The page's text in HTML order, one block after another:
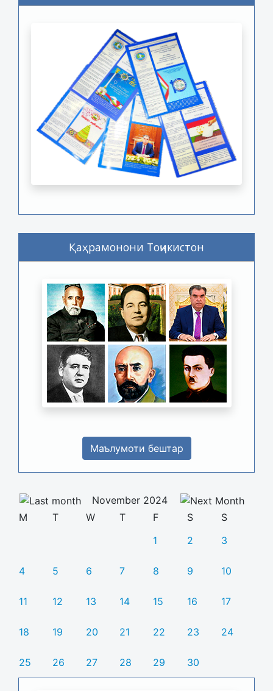
Қаҳрамонони Тоҷикистон
Маълумоти бештар
November 2024
M
T W T F S
S
1
2 3
4 5 6 7 8 9 10
11 12 13 14 15 16 17
18 19 20 21 22 23 24
25 26 27 28 29 30